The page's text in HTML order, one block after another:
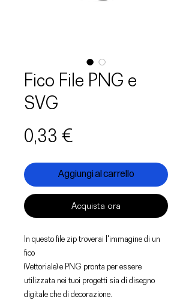
Fico File PNG e
SVG
0,33 €
Aggiungi al carrello
Acquista ora
In questo file zip troverai l'immagine di un
fico
(Vettoriale) e PNG pronta per essere
utilizzata nei tuoi progetti sia di disegno
digitale che di decorazione.